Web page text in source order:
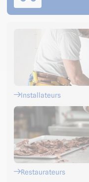
Installateurs
Restaurateurs